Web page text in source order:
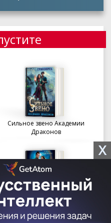
Сильное звено Академии
Драконов
Осколки вечности в
Академии Судьбы
X